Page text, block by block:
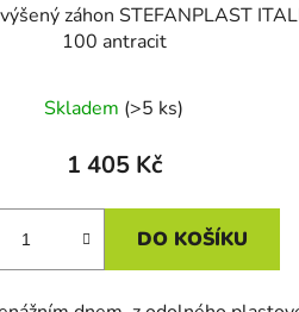
záhon STEFANPLAST
100 antracit
Skladem (>5 ks)
1 405 Kč
DO KOŠÍKU